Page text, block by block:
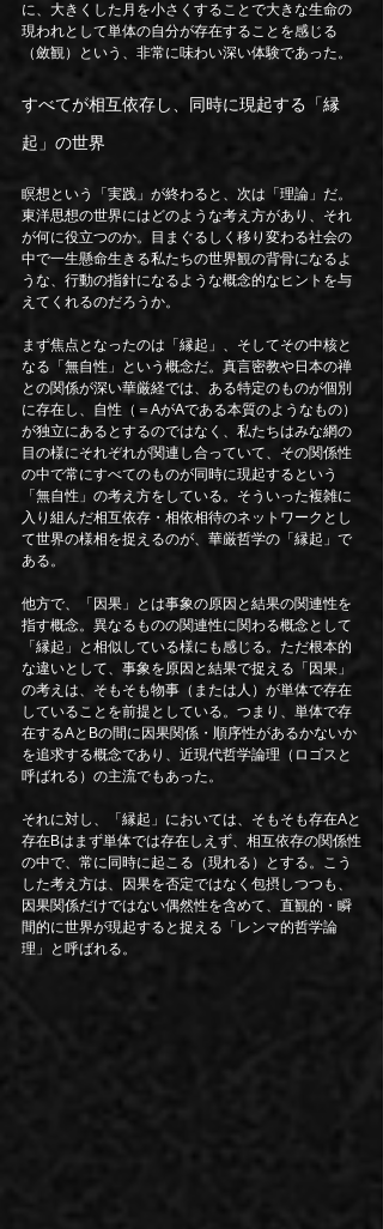
に、大きくした月を小さくすることで大きな生命の
現われとして単体の自分が存在することを感じる
（斂観）という、非常に味わい深い体験であった。
すべてが相互依存し、同時に現起する「縁
起」の世界
瞑想という「実践」が終わると、次は「理論」だ。
東洋思想の世界にはどのような考え方があり、それ
が何に役立つのか。目まぐるしく移り変わる社会の
中で一生懸命生きる私たちの世界観の背骨になるよ
うな、行動の指針になるような概念的なヒントを与
えてくれるのだろうか。
まず焦点となったのは「縁起」、そしてその中核と
なる「無自性」という概念だ。真言密教や日本の禅
との関係が深い華厳経では、ある特定のものが個別
に存在し、自性（＝AがAである本質のようなもの）
が独立にあるとするのではなく、私たちはみな網の
目の様にそれぞれが関連し合っていて、その関係性
の中で常にすべてのものが同時に現起するという
「無自性」の考え方をしている。そういった複雑に
入り組んだ相互依存・相依相待のネットワークとし
て世界の様相を捉えるのが、華厳哲学の「縁起」で
ある。
他方で、「因果」とは事象の原因と結果の関連性を
指す概念。異なるものの関連性に関わる概念として
「縁起」と相似している様にも感じる。ただ根本的
な違いとして、事象を原因と結果で捉える「因果」
の考えは、そもそも物事（または人）が単体で存在
していることを前提としている。つまり、単体で存
在するAとBの間に因果関係・順序性があるかないか
を追求する概念であり、近現代哲学論理（ロゴスと
呼ばれる）の主流でもあった。
それに対し、「縁起」においては、そもそも存在Aと
存在Bはまず単体では存在しえず、相互依存の関係性
の中で、常に同時に起こる（現れる）とする。こう
した考え方は、因果を否定ではなく包摂しつつも、
因果関係だけではない偶然性を含めて、直観的・瞬
間的に世界が現起すると捉える「レンマ的哲学論
理」と呼ばれる。